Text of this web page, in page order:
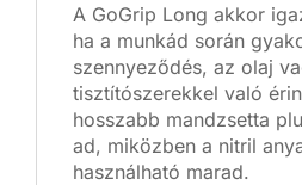
A GoGrip Long akkor
ha a munkád során
szennyeződés, az olaj
tisztítószerekkel való
hosszabb mandzsetta
ad, miközben a nitril
használható marad.